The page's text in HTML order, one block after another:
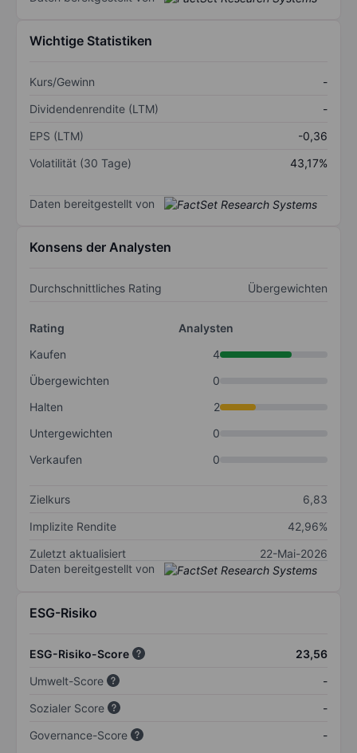
Wichtige Statistiken
Kurs/Gewinn
-
Dividendenrendite (LTM)
-
EPS (LTM)
-0,36
Volatilität (30 Tage)
43,17%
Daten bereitgestellt von
Konsens der Analysten
Durchschnittliches Rating Übergewichten
Rating
Analysten
Kaufen
4
Übergewichten
0
Halten
2
Untergewichten
0
Verkaufen
0
Zielkurs
6,83
Implizite Rendite
42,96%
Zuletzt aktualisiert
22-Mai-2026
Daten bereitgestellt von
ESG-Risiko
ESG-Risiko-Score
23,56
Umwelt-Score
-
Sozialer Score
-
Governance-Score
-